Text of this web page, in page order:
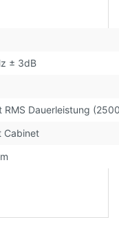
± 3dB
RMS Dauerleistung
Cabinet